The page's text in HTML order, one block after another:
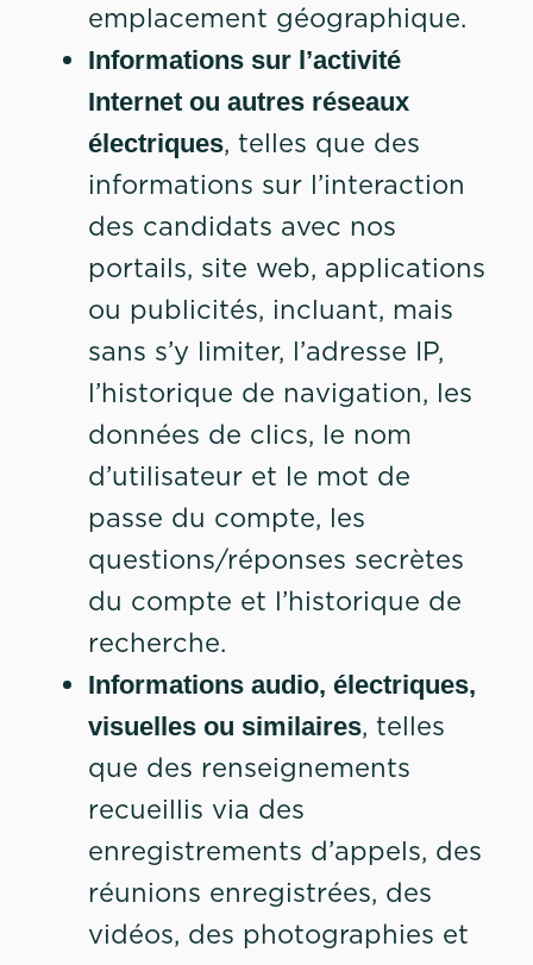
emplacement géographique.
Informations sur l’activité
Internet ou autres réseaux
électriques, telles que des
informations sur l’interaction
des candidats avec nos
portails, site web, applications
ou publicités, incluant, mais
sans s’y limiter, l’adresse IP,
l’historique de navigation, les
données de clics, le nom
d’utilisateur et le mot de
passe du compte, les
questions/réponses secrètes
du compte et l’historique de
recherche.
Informations audio, électriques,
visuelles ou similaires, telles
que des renseignements
recueillis via des
enregistrements d’appels, des
réunions enregistrées, des
vidéos, des photographies et